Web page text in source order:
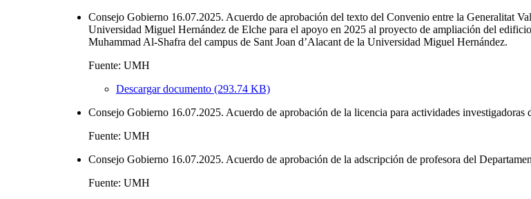
Consejo Gobierno 16.07.2025. Acuerdo de aprobación del texto del Convenio entre la Generalitat
Universidad Miguel Hernández de Elche para el apoyo en 2025 al proyecto de ampliación del
Muhammad Al-Shafra del campus de Sant Joan d’Alacant de la Universidad Miguel Hernández.
Fuente: UMH
Descargar documento (293.74 KB)
Consejo Gobierno 16.07.2025. Acuerdo de aprobación de la licencia para actividades
Fuente: UMH
Consejo Gobierno 16.07.2025. Acuerdo de aprobación de la adscripción de profesora del
Fuente: UMH